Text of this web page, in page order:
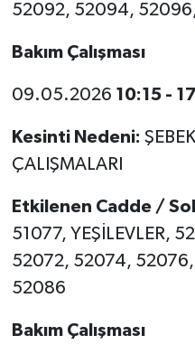
52092, 52094,
Bakım Çalışması
09.05.2026 10:15 -
Kesinti Nedeni:
ÇALIŞMALARI
Etkilenen Cadde /
51077, YEŞİLEVLER,
52072, 52074,
52086
Bakım Çalışması